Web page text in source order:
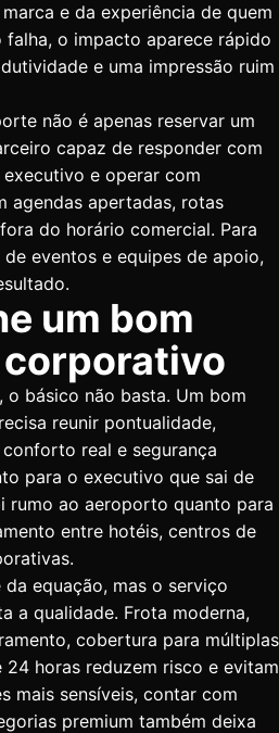
e da experiência de quem
falha, o impacto aparece rápido
e uma impressão ruim
não é apenas reservar um
capaz de responder com
e operar com
agendas apertadas, rotas
do horário comercial. Para
eventos e equipes de apoio,
um bom
o básico não basta. Um bom
reunir pontualidade,
real e segurança
para o executivo que sai de
rumo ao aeroporto quanto para
entre hotéis, centros de
equação, mas o serviço
a qualidade. Frota moderna,
cobertura para múltiplas
horas reduzem risco e evitam
mais sensíveis, contar com
premium também deixa